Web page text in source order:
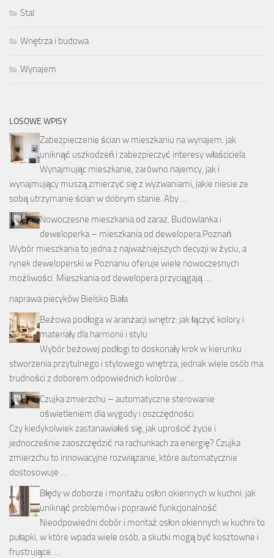
Stal
Wnętrza i budowa
Wynajem
LOSOWE WPISY
Zabezpieczenie ścian w mieszkaniu na wynajem: jak
uniknąć uszkodzeń i zabezpieczyć interesy właściciela
Wynajmując mieszkanie, zarówno najemcy, jak i
wynajmujący muszą zmierzyć się z wyzwaniami, jakie niesie ze
sobą utrzymanie ścian w dobrym stanie. Aby …
Nowoczesne mieszkania od zaraz. Budowlanka i
deweloperka – mieszkania od dewelopera Poznań
Wybór mieszkania to jedna z najważniejszych decyzji w życiu, a
rynek deweloperski w Poznaniu oferuje wiele nowoczesnych
możliwości. Mieszkania od dewelopera przyciągają …
naprawa piecyków Bielsko Biała
Beżowa podłoga w aranżacji wnętrz: jak łączyć kolory i
materiały dla harmonii i stylu
Wybór beżowej podłogi to doskonały krok w kierunku
stworzenia przytulnego i stylowego wnętrza, jednak wiele osób ma
trudności z doborem odpowiednich kolorów …
Czujka zmierzchu – automatyczne sterowanie
oświetleniem dla wygody i oszczędności
Czy kiedykolwiek zastanawiałeś się, jak uprościć życie i
jednocześnie zaoszczędzić na rachunkach za energię? Czujka
zmierzchu to innowacyjne rozwiązanie, które automatycznie
dostosowuje …
Błędy w doborze i montażu osłon okiennych w kuchni: jak
uniknąć problemów i poprawić funkcjonalność
Nieodpowiedni dobór i montaż osłon okiennych w kuchni to
pułapki, w które wpada wiele osób, a skutki mogą być kosztowne i
frustrujące. …